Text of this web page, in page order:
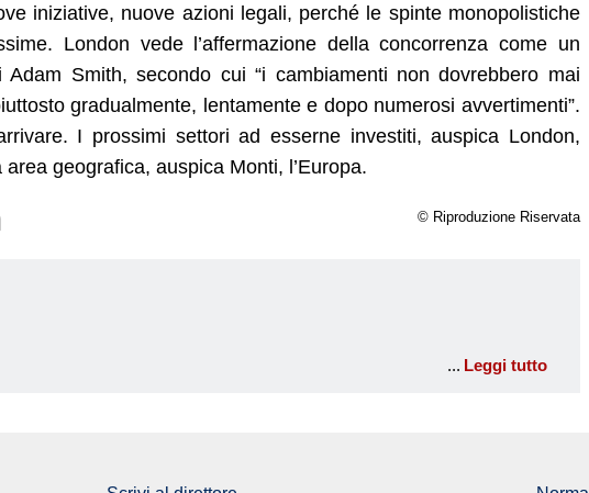
iniziative, nuove azioni legali, perché le spinte monopolistiche
London vede l’affermazione della concorrenza come un
Smith, secondo cui “i cambiamenti non dovrebbero mai
gradualmente, lentamente e dopo numerosi avvertimenti”.
I prossimi settori ad esserne investiti, auspica London,
geografica, auspica Monti, l’Europa.
© Riproduzione Riservata
Leggi tutto